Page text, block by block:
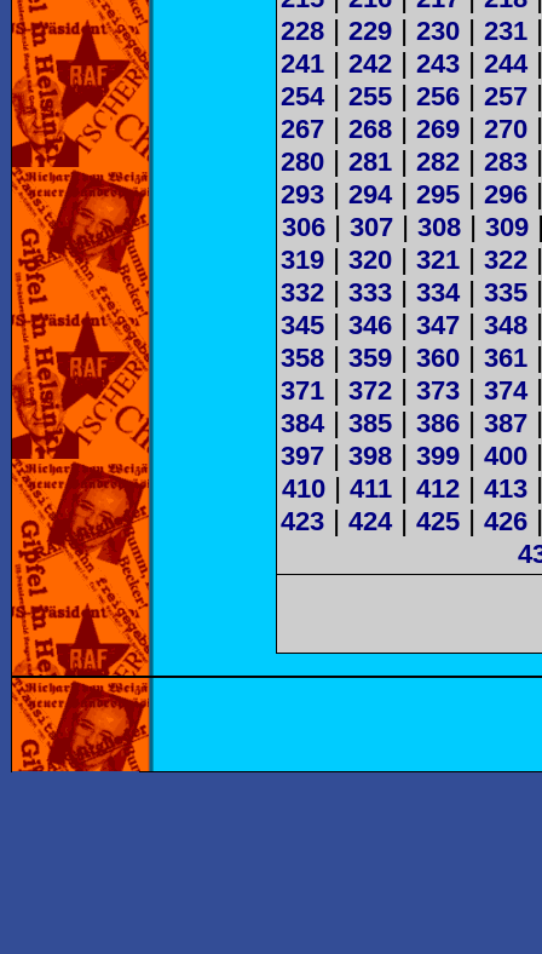
228 | 229 | 230 | 231
241 | 242 | 243 | 244
254| 255 | 256 | 257
267 | 268 | 269 | 270
280 | 281 | 282 | 283
293 | 294| 295 | 296
306| 307| 308| 309
319 | 320 | 321 | 322
332 | 333 | 334| 335
345 | 346 | 347 | 348
358 | 359 | 360 | 361
371 | 372 | 373 | 374
384| 385 | 386 | 387
397 | 398 | 399 | 400
410| 411| 412| 413
423 | 424| 425 | 426